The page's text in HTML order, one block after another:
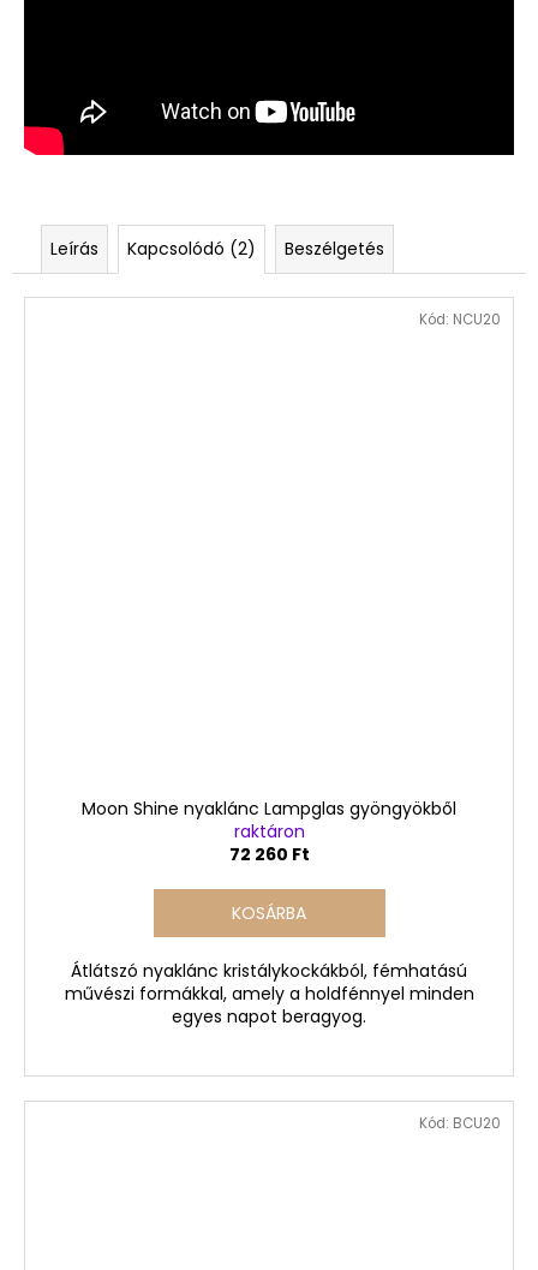
Leírás Kapcsolódó (2) Beszélgetés
Moon Shine nyaklánc Lampglas gyöngyökből
raktáron
72 260 Ft
KOSÁRBA
Átlátszó nyaklánc kristálykockákból, fémhatású
művészi formákkal, amely a holdfénnyel minden
egyes napot beragyog.
Kód: NCU20
Kód: BCU20